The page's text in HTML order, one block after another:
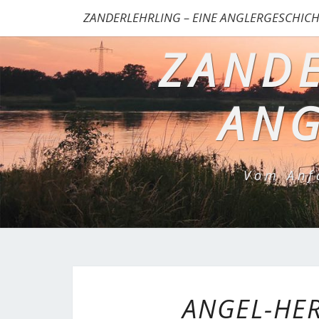
ZANDERLEHRLING – EINE
Vom
ANGEL-